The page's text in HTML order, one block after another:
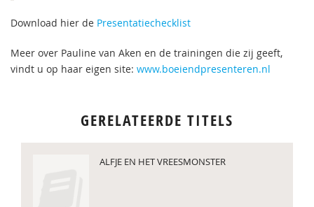
Download hier de Presentatiechecklist
Meer over Pauline van Aken en de trainingen die zij geeft,
vindt u op haar eigen site: www.boeiendpresenteren.nl
GERELATEERDE TITELS
ALFJE EN HET VREESMONSTER